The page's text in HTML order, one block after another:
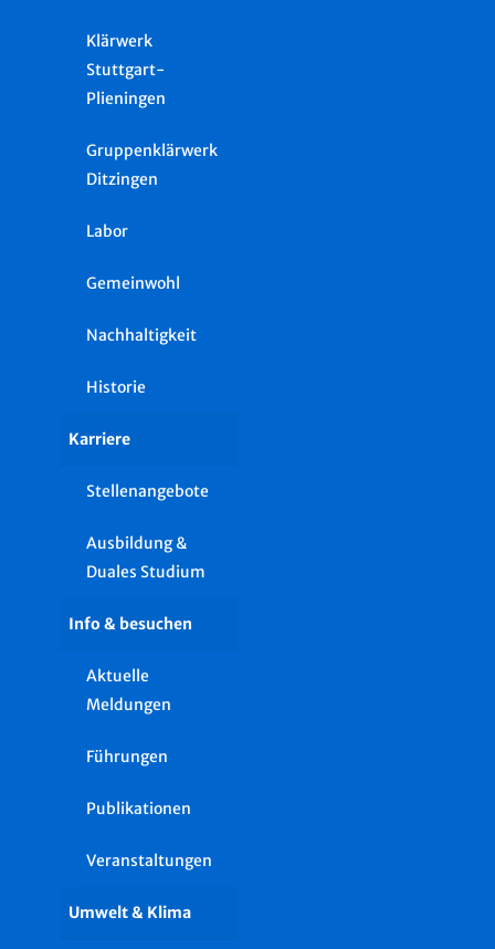
Klärwerk
Stuttgart-
Plieningen
Gruppenklärwerk
Ditzingen
Labor
Gemeinwohl
Nachhaltigkeit
Historie
Karriere
Stellenangebote
Ausbildung &
Duales Studium
Info & besuchen
Aktuelle
Meldungen
Führungen
Publikationen
Veranstaltungen
Umwelt & Klima